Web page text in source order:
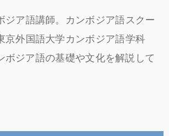
ジア語講師。カンボジア語スクー
京外国語大学カンボジア語学科
ボジア語の基礎や文化を解説して